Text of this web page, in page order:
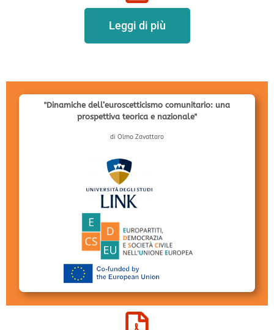
Leggi di più
"Dinamiche dell’euroscetticismo comunitario: una
prospettiva teorica e nazionale"
di Olmo Zavattaro